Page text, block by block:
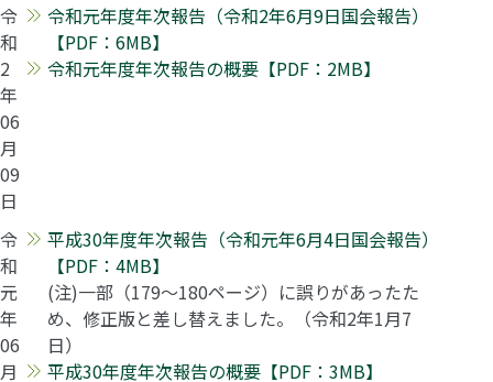
令
和
2
年
06
月
09
日
令和元年度年次報告（令和2年6月9日国会報告）
【PDF：6MB】
令和元年度年次報告の概要【PDF：2MB】
令
和
元
年
06
月
平成30年度年次報告（令和元年6月4日国会報告）
【PDF：4MB】
(注)一部（179～180ページ）に誤りがあったた
め、修正版と差し替えました。（令和2年1月7
日）
平成30年度年次報告の概要【PDF：3MB】